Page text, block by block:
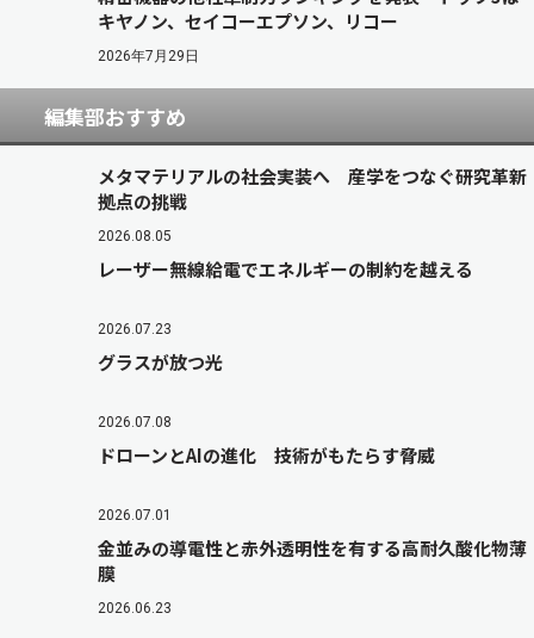
キヤノン、セイコーエプソン、リコー
2026年7月29日
編集部おすすめ
メタマテリアルの社会実装へ 産学をつなぐ研究革新
拠点の挑戦
2026.08.05
レーザー無線給電でエネルギーの制約を越える
2026.07.23
グラスが放つ光
2026.07.08
ドローンとAIの進化 技術がもたらす脅威
2026.07.01
金並みの導電性と赤外透明性を有する高耐久酸化物薄
膜
2026.06.23